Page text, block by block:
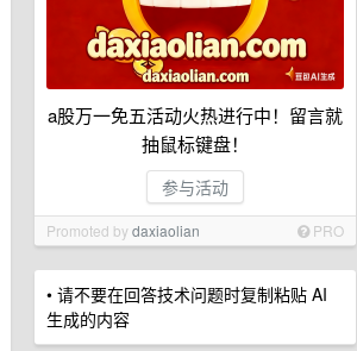
a股万一免五活动火热进行中！留言就
抽鼠标键盘！
参与活动
Promoted bydaxiaolian PRO
• 请不要在回答技术问题时复制粘贴 AI
生成的内容